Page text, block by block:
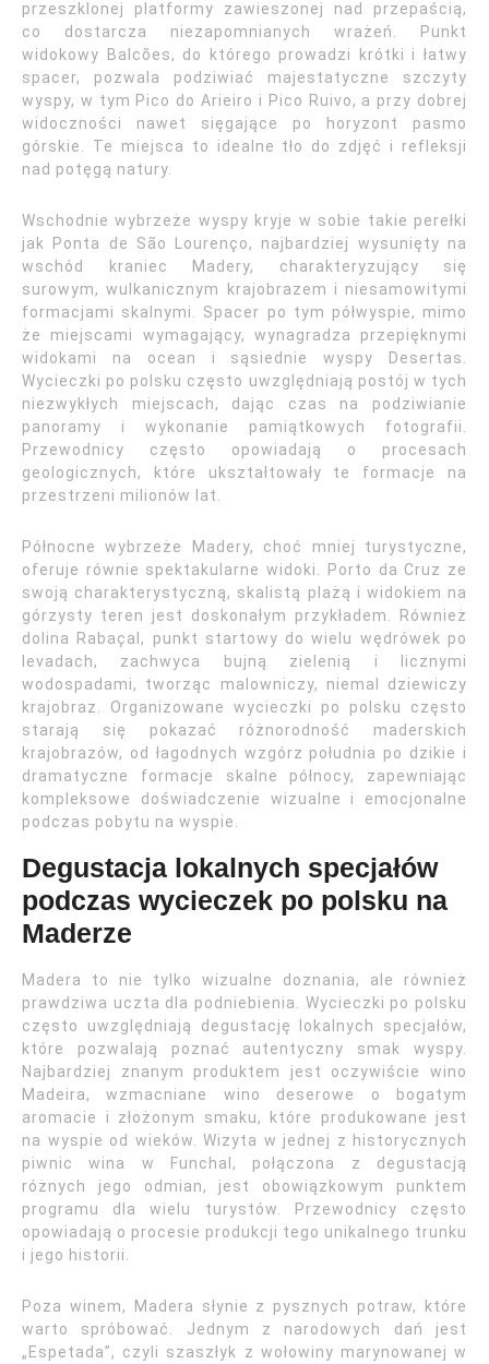
przeszklonej platformy zawieszonej nad przepaścią,
co dostarcza niezapomnianych wrażeń. Punkt
widokowy Balcões, do którego prowadzi krótki i łatwy
spacer, pozwala podziwiać majestatyczne szczyty
wyspy, w tym Pico do Arieiro i Pico Ruivo, a przy dobrej
widoczności nawet sięgające po horyzont pasmo
górskie. Te miejsca to idealne tło do zdjęć i refleksji
nad potęgą natury.
Wschodnie wybrzeże wyspy kryje w sobie takie perełki
jak Ponta de São Lourenço, najbardziej wysunięty na
wschód kraniec Madery, charakteryzujący się
surowym, wulkanicznym krajobrazem i niesamowitymi
formacjami skalnymi. Spacer po tym półwyspie, mimo
że miejscami wymagający, wynagradza przepięknymi
widokami na ocean i sąsiednie wyspy Desertas.
Wycieczki po polsku często uwzględniają postój w tych
niezwykłych miejscach, dając czas na podziwianie
panoramy i wykonanie pamiątkowych fotografii.
Przewodnicy często opowiadają o procesach
geologicznych, które ukształtowały te formacje na
przestrzeni milionów lat.
Północne wybrzeże Madery, choć mniej turystyczne,
oferuje równie spektakularne widoki. Porto da Cruz ze
swoją charakterystyczną, skalistą plażą i widokiem na
górzysty teren jest doskonałym przykładem. Również
dolina Rabaçal, punkt startowy do wielu wędrówek po
levadach, zachwyca bujną zielenią i licznymi
wodospadami, tworząc malowniczy, niemal dziewiczy
krajobraz. Organizowane wycieczki po polsku często
starają się pokazać różnorodność maderskich
krajobrazów, od łagodnych wzgórz południa po dzikie i
dramatyczne formacje skalne północy, zapewniając
kompleksowe doświadczenie wizualne i emocjonalne
podczas pobytu na wyspie.
Degustacja lokalnych specjałów
podczas wycieczek po polsku na
Maderze
Madera to nie tylko wizualne doznania, ale również
prawdziwa uczta dla podniebienia. Wycieczki po polsku
często uwzględniają degustację lokalnych specjałów,
które pozwalają poznać autentyczny smak wyspy.
Najbardziej znanym produktem jest oczywiście wino
Madeira, wzmacniane wino deserowe o bogatym
aromacie i złożonym smaku, które produkowane jest
na wyspie od wieków. Wizyta w jednej z historycznych
piwnic wina w Funchal, połączona z degustacją
różnych jego odmian, jest obowiązkowym punktem
programu dla wielu turystów. Przewodnicy często
opowiadają o procesie produkcji tego unikalnego trunku
i jego historii.
Poza winem, Madera słynie z pysznych potraw, które
warto spróbować. Jednym z narodowych dań jest
„Espetada”, czyli szaszłyk z wołowiny marynowanej w